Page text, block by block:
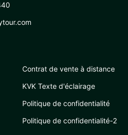
Contrat de vente à distance
KVK Texte d'éclairage
Politique de confidentialité
Politique de confidentialité-2